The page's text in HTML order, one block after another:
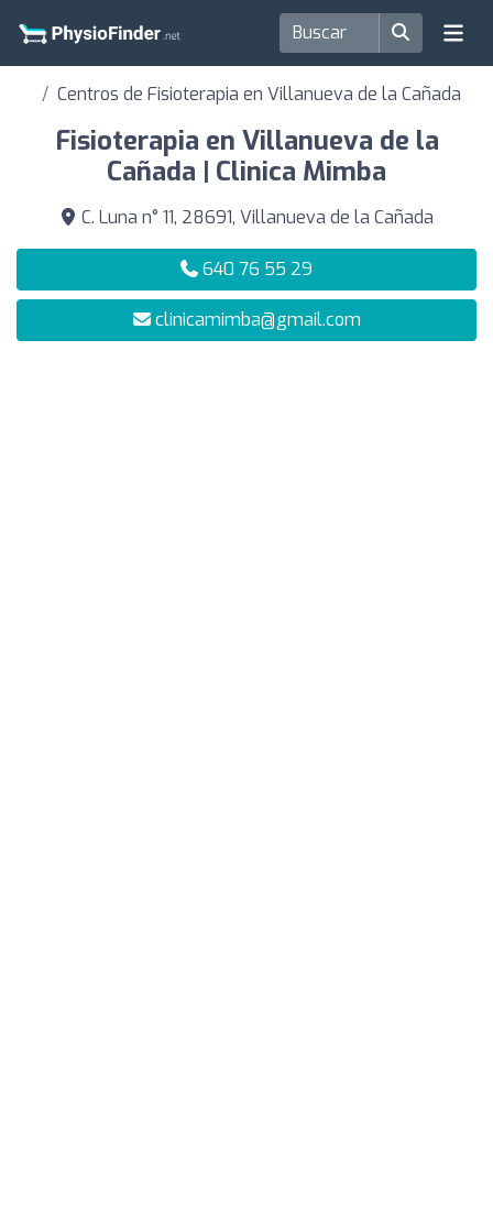
Centros de Fisioterapia en Villanueva de la Cañada
Fisioterapia en Villanueva de la
Cañada | Clinica Mimba
C. Luna n° 11, 28691, Villanueva de la Cañada
640 76 55 29
clinicamimba@gmail.com